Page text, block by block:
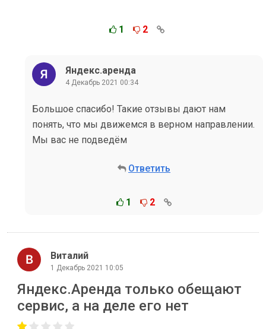
1 2
Яндекс.аренда
4 Декабрь 2021 00:34
Большое спасибо! Такие отзывы дают нам
понять, что мы движемся в верном направлении.
Мы вас не подведём
Ответить
1 2
Виталий
1 Декабрь 2021 10:05
Яндекс.Аренда только обещают
сервис, а на деле его нет